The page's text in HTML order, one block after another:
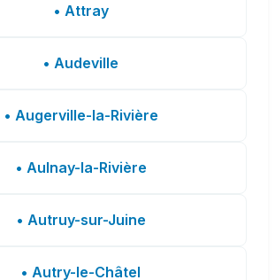
• Attray
• Audeville
• Augerville-la-Rivière
• Aulnay-la-Rivière
• Autruy-sur-Juine
• Autry-le-Châtel